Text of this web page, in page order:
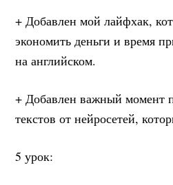
+ Добавлен мой лайфхак,
экономить деньги и время
на английском.
+ Добавлен важный момент
текстов от нейросетей,
5 урок: